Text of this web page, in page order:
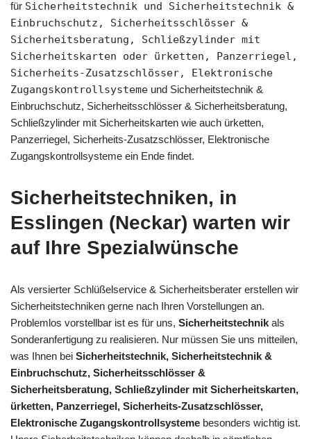
für Sicherheitstechnik und Sicherheitstechnik &
Einbruchschutz, Sicherheitsschlösser &
Sicherheitsberatung, Schließzylinder mit
Sicherheitskarten oder ürketten, Panzerriegel,
Sicherheits-Zusatzschlösser, Elektronische
Zugangskontrollsysteme und Sicherheitstechnik &
Einbruchschutz, Sicherheitsschlösser & Sicherheitsberatung,
Schließzylinder mit Sicherheitskarten wie auch ürketten,
Panzerriegel, Sicherheits-Zusatzschlösser, Elektronische
Zugangskontrollsysteme ein Ende findet.
Sicherheitstechniken, in
Esslingen (Neckar) warten wir
auf Ihre Spezialwünsche
Als versierter Schlüßelservice & Sicherheitsberater erstellen wir
Sicherheitstechniken gerne nach Ihren Vorstellungen an.
Problemlos vorstellbar ist es für uns, Sicherheitstechnik als
Sonderanfertigung zu realisieren. Nur müssen Sie uns mitteilen,
was Ihnen bei Sicherheitstechnik, Sicherheitstechnik &
Einbruchschutz, Sicherheitsschlösser &
Sicherheitsberatung, Schließzylinder mit Sicherheitskarten,
ürketten, Panzerriegel, Sicherheits-Zusatzschlösser,
Elektronische Zugangskontrollsysteme besonders wichtig ist.